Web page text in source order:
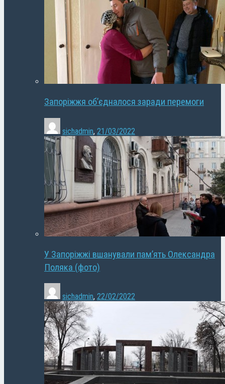
Запоріжжя об’єдналося заради перемоги
sichadmin, 21/03/2022
У Запоріжжі вшанували пам’ять Олександра
Поляка (фото)
sichadmin, 22/02/2022